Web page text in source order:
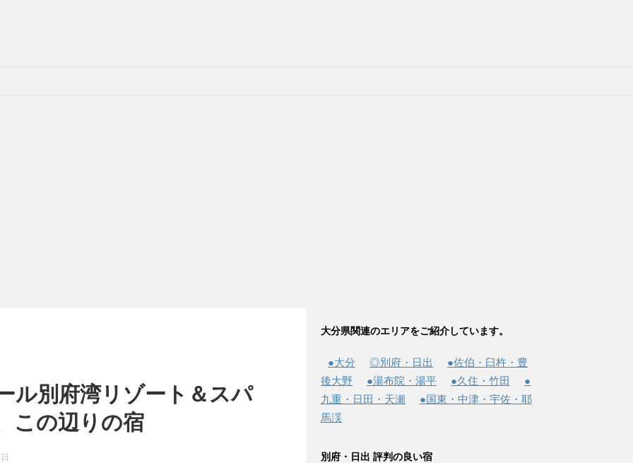
ル別府湾リゾート＆スパ
この辺りの宿
大分県関連のエリアをご紹介しています。
●大分 ◎別府・日出
●佐伯・臼杵・豊
後大野
●湯布院・湯平 ●久住・竹田
●
九重・日田・天瀬
●国東・中津・宇佐・耶
馬渓
別府・日出 評判の良い宿